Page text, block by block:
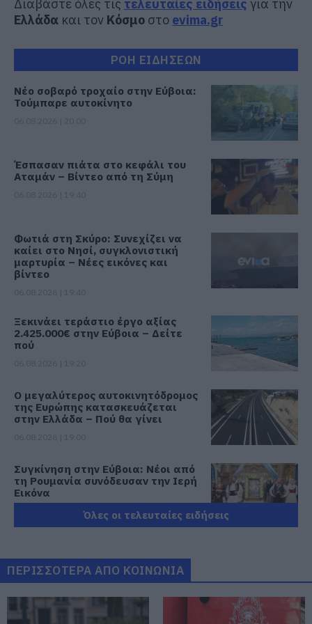
Διαβάστε όλες τις τελευταίες ειδήσεις για την
Ελλάδα και τον Κόσμο στο evima.gr
ΡΟΗ ΕΙΔΗΣΕΩΝ
Νέο σοβαρό τροχαίο στην Εύβοια:
Τούμπαρε αυτοκίνητο
Έσπασαν πιάτα στο κεφάλι του
Αταμάν – Βίντεο από τη Σύμη
Φωτιά στη Σκύρο: Συνεχίζει να
καίει στο Νησί, συγκλονιστική
μαρτυρία – Νέες εικόνες και
βίντεο
Ξεκινάει τεράστιο έργο αξίας
2.425.000€ στην Εύβοια – Δείτε
πού
Ο μεγαλύτερος αυτοκινητόδρομος
της Ευρώπης κατασκευάζεται
στην Ελλάδα – Πού θα γίνει
Συγκίνηση στην Εύβοια: Νέοι από
τη Ρουμανία συνόδευσαν την Ιερή
Εικόνα
06.08.2026 | 18:40
εγκατέλειψαν
06.08.2026 | 18:20
Πανικός σε πανηγύρι της Εύβοιας:
Όλες οι τελευταίες ειδήσεις
ΠΕΡΙΣΣΟΤΕΡΑ ΑΠΟ ΚΟΙΝΩΝΙΑ